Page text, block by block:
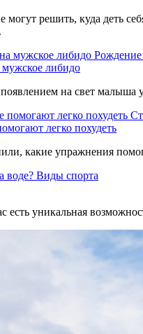
решить, куда деть
Рождение
мужское либидо
на свет малыша
легко похудеть
какие упражнения
воде? Виды спорта
есть уникальная